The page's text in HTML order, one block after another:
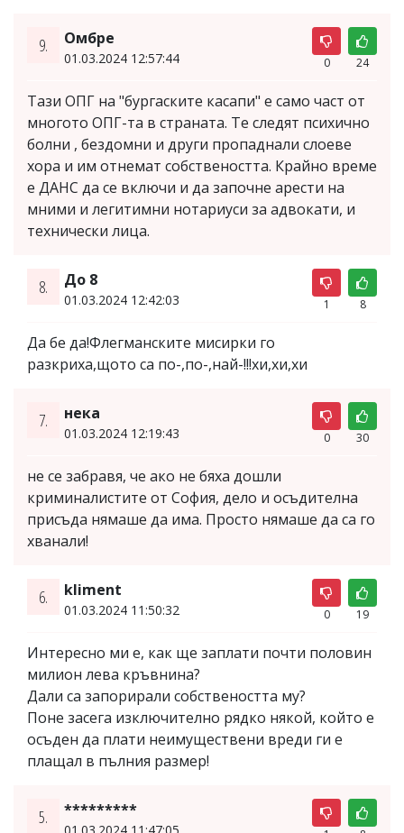
9. Омбре
01.03.2024 12:57:44 0 24
Тази ОПГ на "бургаските касапи" е само част от
многото ОПГ-та в страната. Те следят психично
болни , бездомни и други пропаднали слоеве
хора и им отнемат собствеността. Крайно време
е ДАНС да се включи и да започне арести на
мними и легитимни нотариуси за адвокати, и
технически лица.
8. До 8
01.03.2024 12:42:03 1 8
Да бе да!Флегманските мисирки го
разкриха,щото са по-,по-,най-!!!хи,хи,хи
7. нека
01.03.2024 12:19:43 0 30
не се забравя, че ако не бяха дошли
криминалистите от София, дело и осъдителна
присъда нямаше да има. Просто нямаше да са го
хванали!
6. kliment
01.03.2024 11:50:32 0 19
Интересно ми е, как ще заплати почти половин
милион лева кръвнина?
Дали са запорирали собствеността му?
Поне засега изключително рядко някой, който е
осъден да плати неимуществени вреди ги е
плащал в пълния размер!
5. *********
01.03.2024 11:47:05